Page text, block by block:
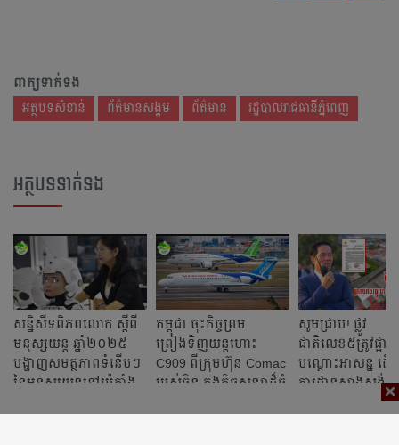
ពាក្យទាក់ទង
អត្ថបទសំខាន់ ព័ត៌មានសង្គម ព័ត៌មាន រដ្ឋបាលរាជធានីភ្នំពេញ
អត្ថបទទាក់ទង
សន្និសីទពិភពលោក ស្តីពី
មនុស្សយន្ត ឆ្នាំ២០២៥
បង្ហាញសមត្ថភាពទំនើបៗ
នៃមនុស្សយន្តនៅប៉េកាំង
កម្ពុជា ចុះកិច្ចព្រម
ព្រៀងទិញយន្តហោះ
C909 ពីក្រុមហ៊ុន Comac
របស់ចិន ក្នុងកិច្ចសន្យាដ៏ធំ
សូមជ្រាប! ផ្លូវ
ជាតិលេខ៥ត្រូវផ្អាក
បណ្តោះអាសន្ន ដើ
ការដា្ឋនសាងសង់ស្
អាកាសថ្មីនៅឬស្សីក